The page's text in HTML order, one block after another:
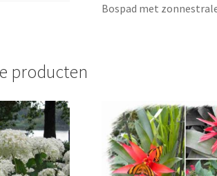
Bospad met
producten